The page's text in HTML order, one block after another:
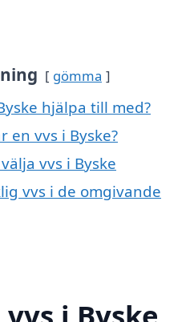
gömma
hjälpa till med?
en vvs i Byske?
vvs i Byske
vvs i de omgivande